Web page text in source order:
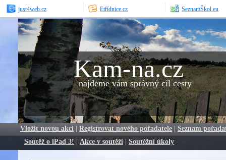
just4web.cz Etřídnice.cz SeznamŠkol.eu
Kam-na.cz
najdeme vám správný cíl cesty
Vložit novou akci | Registrovat nového pořadatele | Seznam
Soutěž o iPad 3! | Akce v soutěži | Soutěžní úkoly